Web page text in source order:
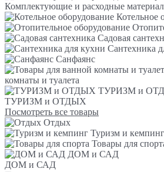
Комплектующие и расходные
Котельное
Садовая
Сантехника
Санфаянс
комнаты и туалета
ТУРИЗМ и
ТУРИЗМ и ОТДЫХ
Посмотреть все товары
Отдых
Туризм и кемпинг
Товары для
ДОМ и САД
ДОМ и САД